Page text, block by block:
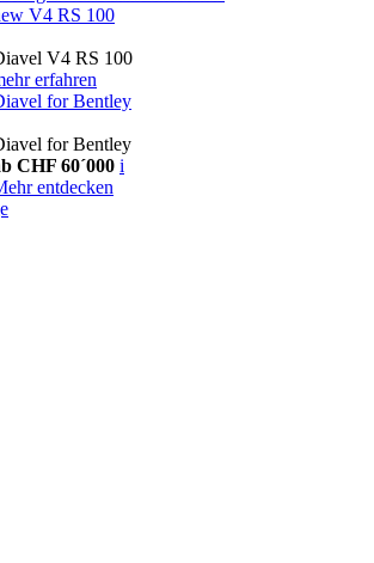
V4 RS 100
V4 RS 100
erfahren
for Bentley
for Bentley
CHF 60´000 i
entdecken